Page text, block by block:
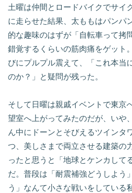
土曜は仲間とロードバイクでサイ
に走らせた結果、太ももはパンパ
的な趣味のはずが「自転車って拷
錯覚するくらいの筋肉痛をゲット
びにプルプル震えて、「これ本当
のか？」と疑問が残った。
そして日曜は親戚イベントで東京
望室へ上がってみたのだが、いや
ん中にドーンとそびえるツインタ
つ、美しさまで両立させる建築の
ったと思うと「地球とケンカして
だ。普段は「耐震補強どうしよう
う」なんて小さな戦いをしている